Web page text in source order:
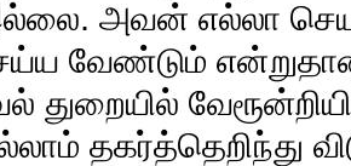
அவன் எல்லா
வேண்டும்
துறையில்
தகர்த்தெறிந்து